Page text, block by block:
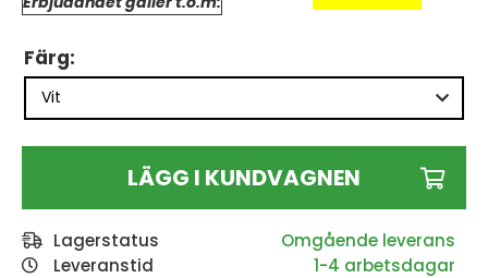
Färg:
LÄGG I KUNDVAGNEN
Lagerstatus
Leveranstid
1-4 arbetsdagar